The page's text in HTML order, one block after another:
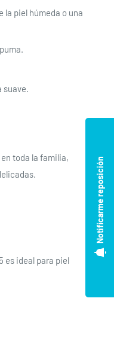
la piel húmeda o una
suave.
toda la familia,
es ideal para piel
Notificarme reposición